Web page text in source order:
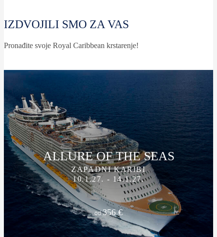
IZDVOJILI SMO ZA VAS
Pronađite svoje Royal Caribbean krstarenje!
ALLURE OF THE SEAS
ZAPADNI KARIBI
10.1.27. - 14.1.27.
od356 €